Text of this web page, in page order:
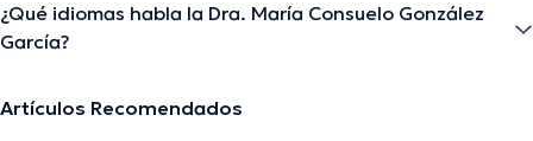
¿Qué idiomas habla la Dra. María Consuelo González
García?
Artículos Recomendados